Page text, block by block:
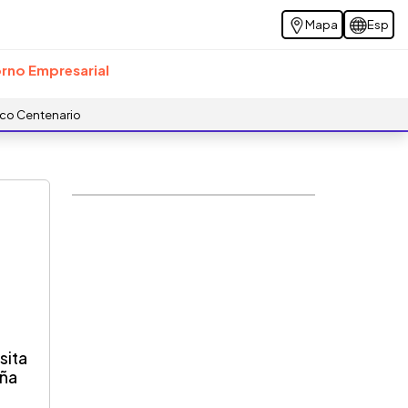
Mapa Esp
Empresarial
Centenario